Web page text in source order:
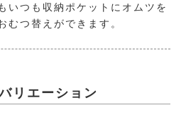
いつも収納ポケットにオムツを
むつ替えができます。
リエーション